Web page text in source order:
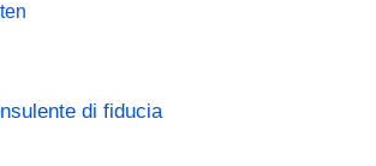
di fiducia